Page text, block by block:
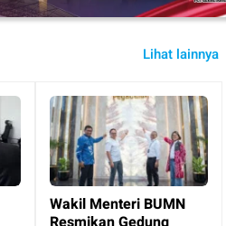
Lihat lainnya
Wakil Menteri BUMN